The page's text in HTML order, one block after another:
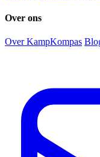
Over ons
Over KampKompas